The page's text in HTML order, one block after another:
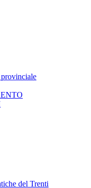
provinciale
del Trenti